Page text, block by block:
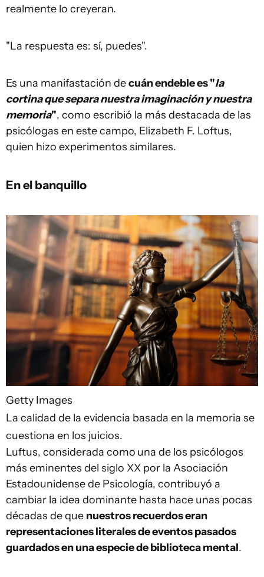
realmente lo creyeran.
"La respuesta es: sí, puedes".
Es una manifastación decuán endeble es "la
cortina que separa nuestra imaginación y nuestra
memoria", como escribió la más destacada de las
psicólogas en este campo, Elizabeth F. Loftus,
quien hizo experimentos similares.
En el banquillo
Getty Images
La calidad de la evidencia basada en la memoria se
cuestiona en los juicios.
Luftus, considerada como una de los psicólogos
más eminentes del siglo XX por la Asociación
Estadounidense de Psicología, contribuyó a
cambiar la idea dominante hasta hace unas pocas
décadas de que nuestros recuerdos eran
representaciones literales de eventos pasados
guardados en una especie de biblioteca mental.